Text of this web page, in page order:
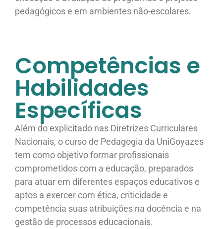
pedagógicos e em ambientes não-escolares.
Competências e
Habilidades
Específicas
Além do explicitado nas Diretrizes Curriculares
Nacionais, o curso de Pedagogia da UniGoyazes
tem como objetivo formar profissionais
comprometidos com a educação, preparados
para atuar em diferentes espaços educativos e
aptos a exercer com ética, criticidade e
competência suas atribuições na docência e na
gestão de processos educacionais.